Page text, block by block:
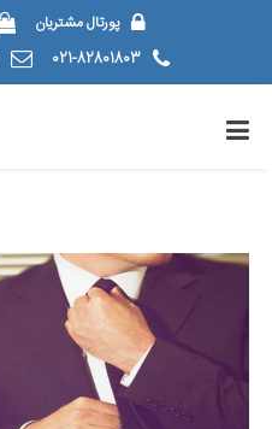
پورتال مشتریان
021-82801803